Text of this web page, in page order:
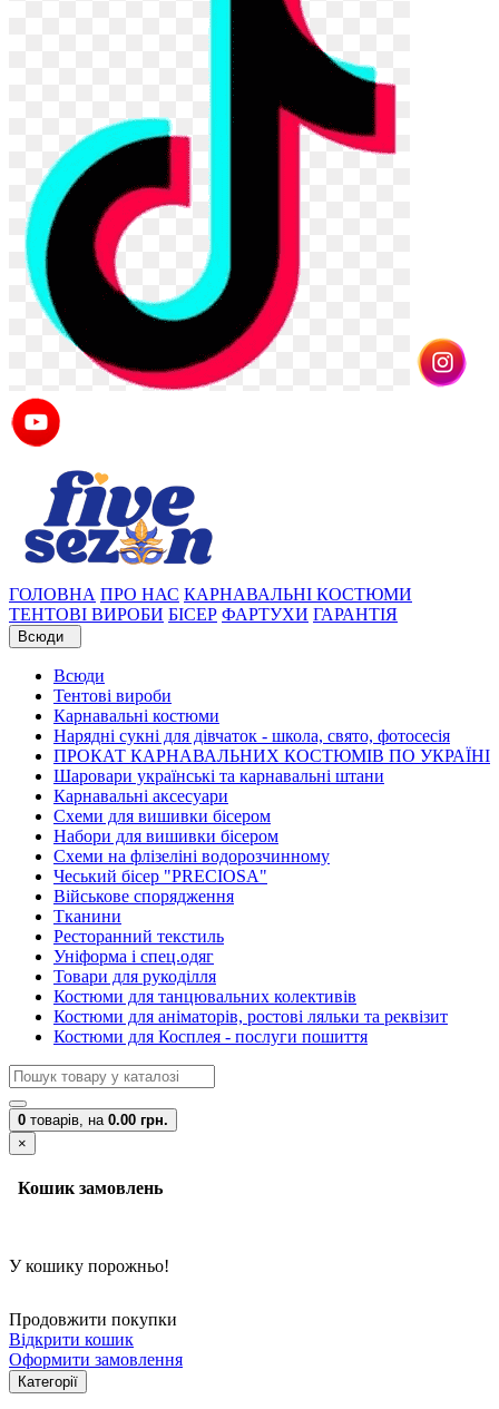
ГОЛОВНА ПРО НАС КАРНАВАЛЬНІ КОСТЮМИ
ТЕНТОВІ ВИРОБИ БІСЕР ФАРТУХИ ГАРАНТІЯ
Всюди
Всюди
Тентові вироби
Карнавальні костюми
Нарядні сукні для дівчаток - школа, свято, фотосесія
ПРОКАТ КАРНАВАЛЬНИХ КОСТЮМІВ ПО УКРАЇНІ
Шаровари українські та карнавальні штани
Карнавальні аксесуари
Схеми для вишивки бісером
Набори для вишивки бісером
Схеми на флізеліні водорозчинному
Чеський бісер "PRECIOSA"
Військове спорядження
Тканини
Ресторанний текстиль
Уніформа і спец.одяг
Товари для рукоділля
Костюми для танцювальних колективів
Костюми для аніматорів, ростові ляльки та реквізит
Костюми для Косплея - послуги пошиття
0 товарів, на 0.00 грн.
×
Кошик замовлень
У кошику порожньо!
Продовжити покупки
Відкрити кошик
Оформити замовлення
Категорії